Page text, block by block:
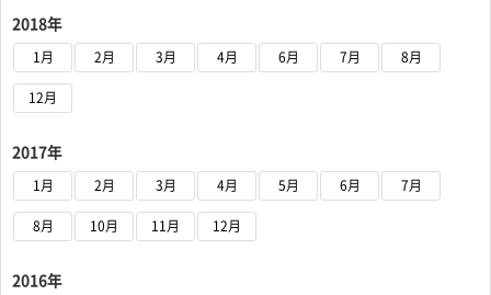
2018年
1月 2月 3月 4月 6月 7月 8月
12月
2017年
1月 2月 3月 4月 5月 6月 7月
8月 10月 11月 12月
2016年